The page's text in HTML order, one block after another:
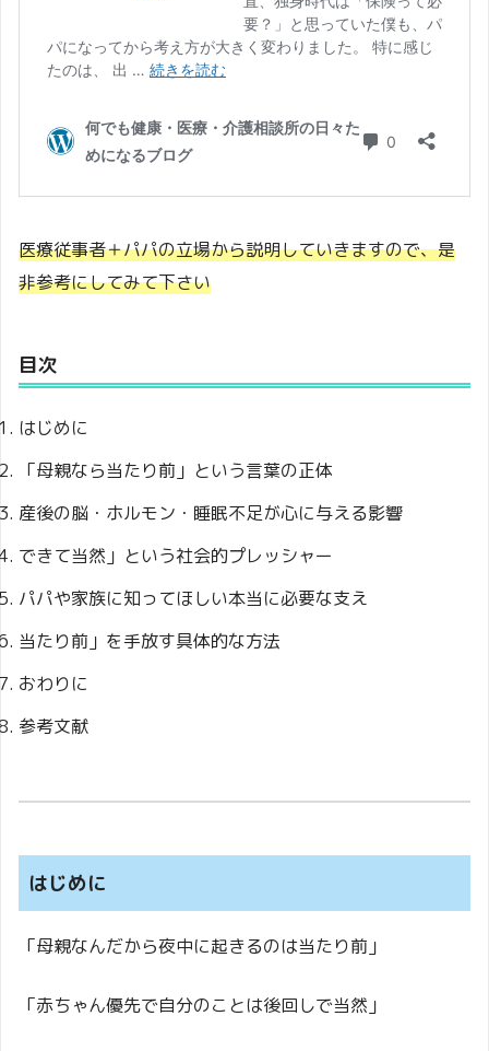
医療従事者＋パパの立場から説明していきますので、是
非参考にしてみて下さい
目次
はじめに
「母親なら当たり前」という言葉の正体
産後の脳・ホルモン・睡眠不足が心に与える影響
できて当然」という社会的プレッシャー
パパや家族に知ってほしい本当に必要な支え
当たり前」を手放す具体的な方法
おわりに
参考文献
はじめに
「母親なんだから夜中に起きるのは当たり前」
「赤ちゃん優先で自分のことは後回しで当然」